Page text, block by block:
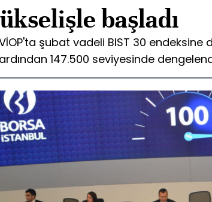
başladı
şubat vadeli BIST 30 endeksine
ardından 147.500 seviyesinde